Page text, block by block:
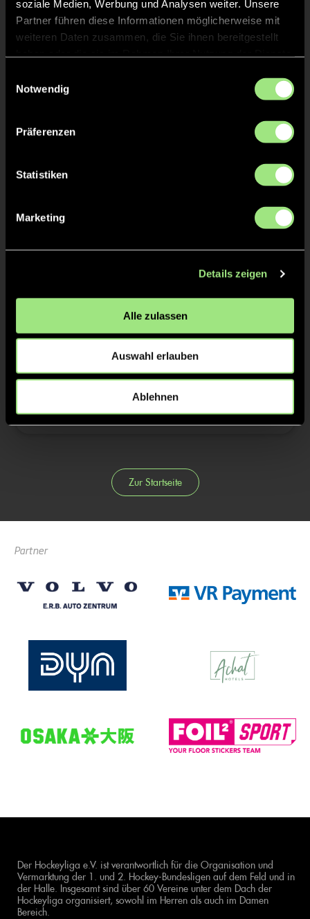
soziale Medien, Werbung und Analysen weiter. Unsere
Partner führen diese Informationen möglicherweise mit
weiteren Daten zusammen, die Sie ihnen bereitgestellt
Notwendig
Präferenzen
Statistiken
Marketing
Details zeigen
Alle zulassen
Auswahl erlauben
Ablehnen
TW = Torwart & ETW = Ersatztorwart, K = Kapitän
Tore & Karten
2:2 Paul P., 27’
3/4
Zur Startseite
Partner
Der Hockeyliga e.V. ist verantwortlich für die Organisation und
Vermarktung der 1. und 2. Hockey-Bundesligen auf dem Feld und in
der Halle. Insgesamt sind über 60 Vereine unter dem Dach der
Hockeyliga organisiert, sowohl im Herren als auch im Damen
Bereich.